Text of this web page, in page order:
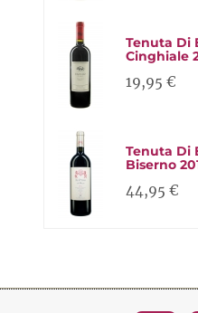
Tenuta Di
Cinghiale
19,95 €
Tenuta Di
Biserno
44,95 €